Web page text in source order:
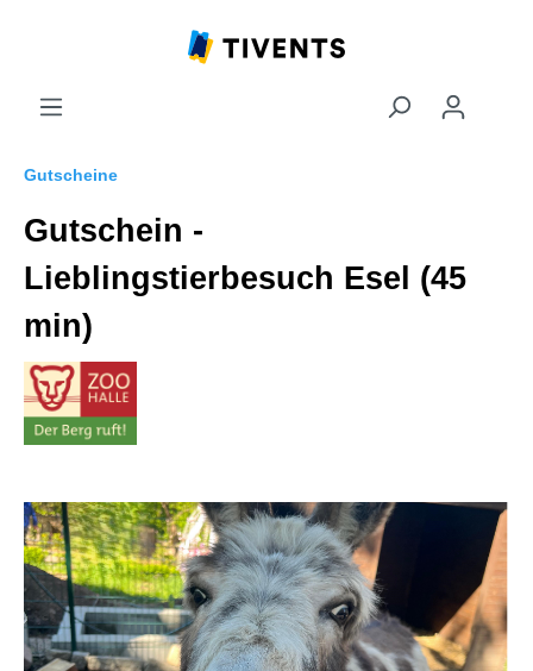
Gutscheine
Gutschein -
Lieblingstierbesuch Esel (45
min)